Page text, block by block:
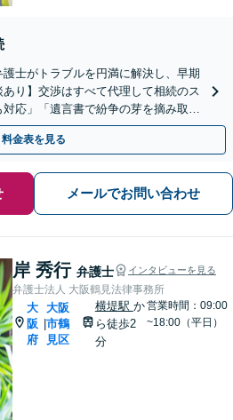
護士がトラブルを円満に解決し、早期
り】交渉はすべて代理して相続のス
応」「遺言書で紛争の芽を摘み取
ー対応】【守口市駅1分】
料金表を見る
メールでお問い合わせ
岸 秀行 弁護士 インタビューを見る
弁護士法人 大阪鶴見法律事務所
大
阪
府
|
大阪
市鶴
見区
横堤駅 か
ら徒歩2
分
営業時間：09:00
~18:00（平日）